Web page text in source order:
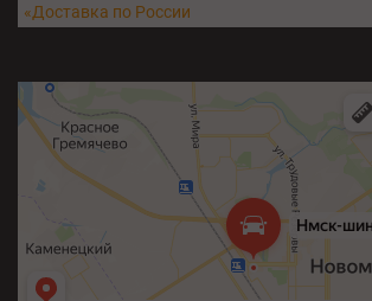
«Доставка по России